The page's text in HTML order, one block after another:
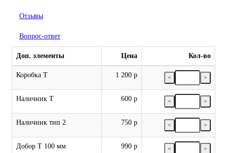
Отзывы
Вопрос-ответ
Доп. элементы Цена Кол-во
Коробка Т 1 200 р < >
Наличник Т 600 р < >
Наличник тип 2 750 р < >
Добор Т 100 мм 990 р < >